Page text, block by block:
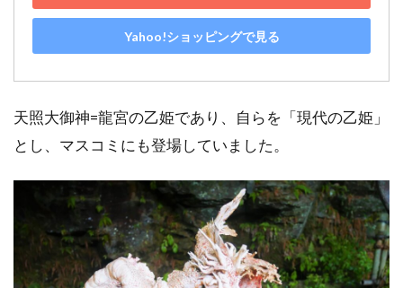
Yahoo!ショッピングで見る
天照大御神=龍宮の乙姫であり、自らを「現代の乙姫」
とし、マスコミにも登場していました。